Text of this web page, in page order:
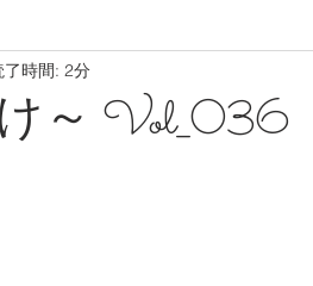
Look of the Day
～
了時間: 2分